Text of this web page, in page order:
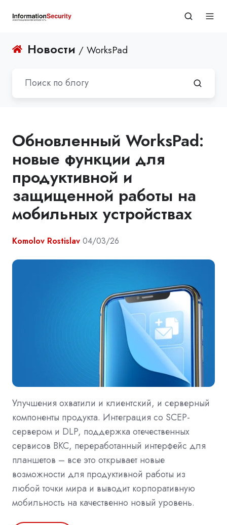
Новости / WorksPad
Обновленный WorksPad:
новые функции для
продуктивной и
защищенной работы на
мобильных устройствах
Komolov Rostislav 04/03/26
Улучшения охватили и клиентский, и серверный
компоненты продукта. Интеграция со SCEP-
сервером и DLP, поддержка отечественных
сервисов ВКС, переработанный интерфейс для
планшетов – все это открывает новые
возможности для продуктивной работы из
любой точки мира и выводит корпоративную
мобильность на качественно новый уровень.